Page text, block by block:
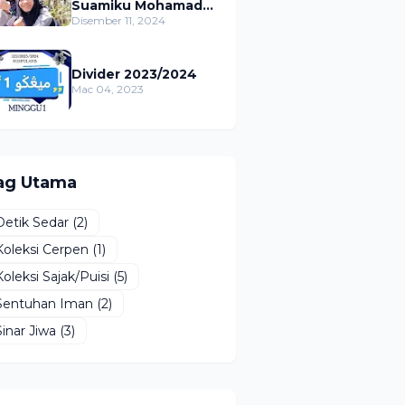
kesuksesan didunia
Suamiku Mohamad
Asri Shaari)
Disember 11, 2024
Divider 2023/2024
Mac 04, 2023
Utama
Sedar (2)
Cerpen (1)
Sajak/Puisi (5)
Iman (2)
Jiwa (3)